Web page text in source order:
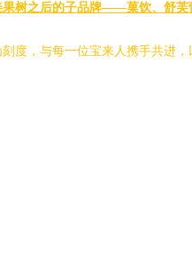
树之后的子品牌——菓饮、舒芙
度，与每一位宝来人携手共进